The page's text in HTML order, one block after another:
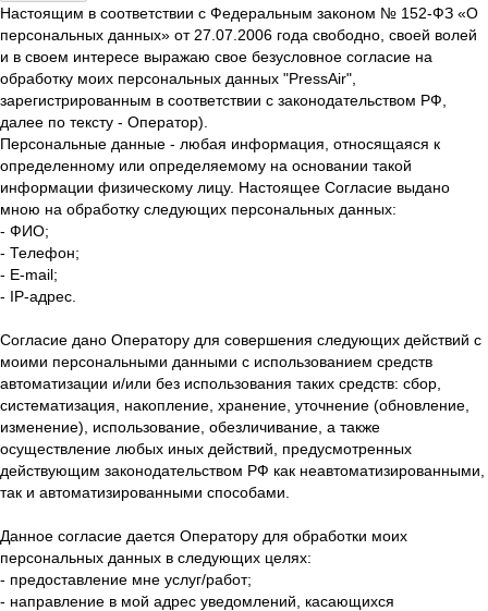
Настоящим в соответствии с Федеральным законом № 152-ФЗ «О
персональных данных» от 27.07.2006 года свободно, своей волей
и в своем интересе выражаю свое безусловное согласие на
обработку моих персональных данных "PressAir",
зарегистрированным в соответствии с законодательством РФ,
далее по тексту - Оператор).
Персональные данные - любая информация, относящаяся к
определенному или определяемому на основании такой
информации физическому лицу. Настоящее Согласие выдано
мною на обработку следующих персональных данных:
- ФИО;
- Телефон;
- E-mail;
- IP-адрес.
Согласие дано Оператору для совершения следующих действий с
моими персональными данными с использованием средств
автоматизации и/или без использования таких средств: сбор,
систематизация, накопление, хранение, уточнение (обновление,
изменение), использование, обезличивание, а также
осуществление любых иных действий, предусмотренных
действующим законодательством РФ как неавтоматизированными,
так и автоматизированными способами.
Данное согласие дается Оператору для обработки моих
персональных данных в следующих целях:
- предоставление мне услуг/работ;
- направление в мой адрес уведомлений, касающихся